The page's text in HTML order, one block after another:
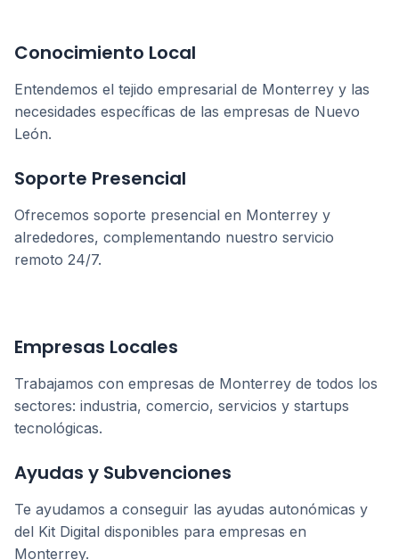
Conocimiento Local
Entendemos el tejido empresarial de Monterrey y las
necesidades específicas de las empresas de Nuevo
León.
Soporte Presencial
Ofrecemos soporte presencial en Monterrey y
alrededores, complementando nuestro servicio
remoto 24/7.
Empresas Locales
Trabajamos con empresas de Monterrey de todos los
sectores: industria, comercio, servicios y startups
tecnológicas.
Ayudas y Subvenciones
Te ayudamos a conseguir las ayudas autonómicas y
del Kit Digital disponibles para empresas en
Monterrey.